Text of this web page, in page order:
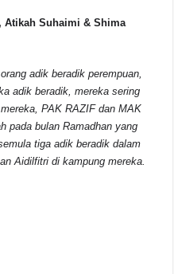
Atikah Suhaimi & Shima
adik beradik perempuan,
adik beradik, mereka sering
PAK RAZIF dan MAK
pada bulan Ramadhan yang
tiga adik beradik dalam
Aidilfitri di kampung mereka.